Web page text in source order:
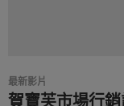
最新影片
賀寶芙市場行